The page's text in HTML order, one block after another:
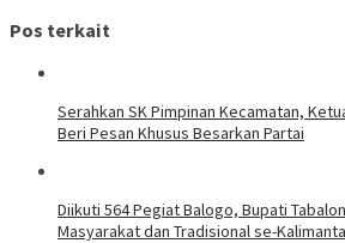
Pos terkait
Serahkan SK Pimpinan Kecamatan,
Beri Pesan Khusus Besarkan Partai
Diikuti 564 Pegiat Balogo, Bupati
Masyarakat dan Tradisional se-